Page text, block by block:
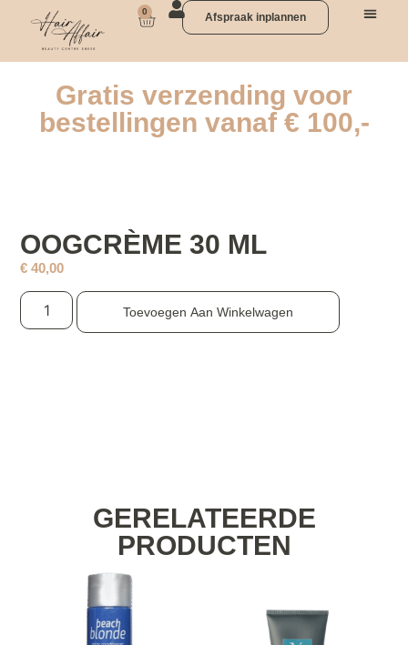
Afspraak inplannen
0
Gratis verzending voor
bestellingen vanaf € 100,-
OOGCRÈME 30 ML
€ 40,00
Toevoegen Aan Winkelwagen
GERELATEERDE
PRODUCTEN